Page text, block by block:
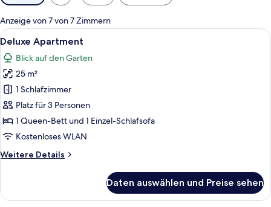
Filter
für
Zimmer
Anzeige von 7 von 7 Zimmern
Alle
Fotos
für
Deluxe
Apartment
anzeigen
Ein modernes Zimmer mit einem
11
Deluxe Apartment
Blick auf den Garten
25 m²
1 Schlafzimmer
Platz für 3 Personen
1 Queen-Bett und 1 Einzel-Schlafsofa
Kostenloses WLAN
Weitere Details
Weitere
Apartment
Daten auswählen und Preise sehen